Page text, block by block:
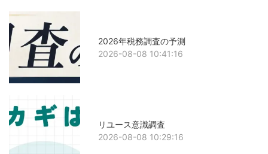
2026年税務調査の予測
2026-08-08 10:41:16
リユース意識調査
2026-08-08 10:29:16